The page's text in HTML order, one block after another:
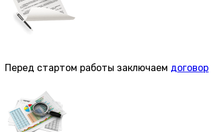
Перед стартом работы заключаем договор